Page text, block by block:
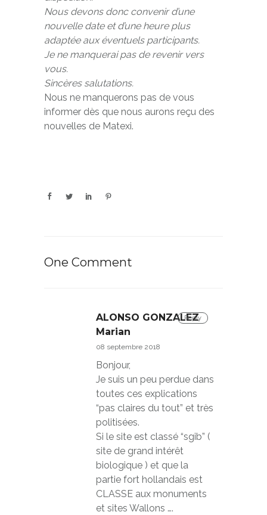
Nous devons donc convenir d’une
nouvelle date et d’une heure plus
adaptée aux éventuels participants.
Je ne manquerai pas de revenir vers
vous.
Sincères salutations.
Nous ne manquerons pas de vous
informer dès que nous aurons reçu des
nouvelles de Matexi.
One Comment
Reply
ALONSO GONZALEZ
Marian
08 septembre 2018
Bonjour,
Je suis un peu perdue dans
toutes ces explications
“pas claires du tout” et très
politisées.
Si le site est classé “sgib” (
site de grand intérêt
biologique ) et que la
partie fort hollandais est
CLASSE aux monuments
et sites Wallons ….